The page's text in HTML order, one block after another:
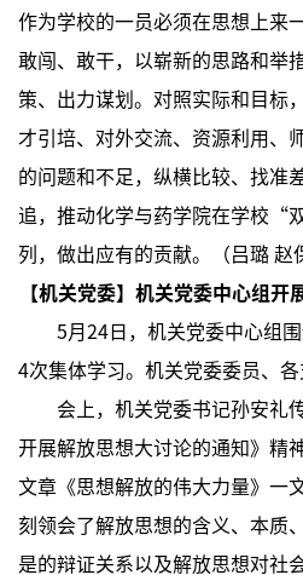
作为学校的一员必须在思想上来
敢闯、敢干，以崭新的思路和举
策、出力谋划。对照实际和目标
才引培、对外交流、资源利用、
的问题和不足，纵横比较、找准
追，推动化学与药学院在学校“
列，做出应有的贡献。（吕璐 赵
【机关党委】机关党委中心组开
5月24日，机关党委中心组围
4次集体学习。机关党委委员、各
会上，机关党委书记孙安礼传
开展解放思想大讨论的通知》精
文章《思想解放的伟大力量》一
刻领会了解放思想的含义、本质
是的辩证关系以及解放思想对社